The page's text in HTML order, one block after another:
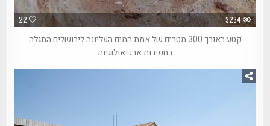
22 3234
קטע באורך 300 מטרים של אמת המים העליונה לירושלים התגלה
בחפירות ארכיאולוגיות